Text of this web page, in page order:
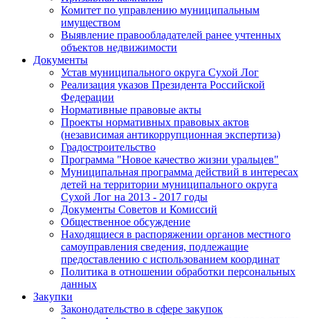
Комитет по управлению муниципальным
имуществом
Выявление правообладателей ранее учтенных
объектов недвижимости
Документы
Устав муниципального округа Сухой Лог
Реализация указов Президента Российской
Федерации
Нормативные правовые акты
Проекты нормативных правовых актов
(независимая антикоррупционная экспертиза)
Градостроительство
Программа "Новое качество жизни уральцев"
Муниципальная программа действий в интересах
детей на территории муниципального округа
Сухой Лог на 2013 - 2017 годы
Документы Советов и Комиссий
Общественное обсуждение
Находящиеся в распоряжении органов местного
самоуправления сведения, подлежащие
предоставлению с использованием координат
Политика в отношении обработки персональных
данных
Закупки
Законодательство в сфере закупок